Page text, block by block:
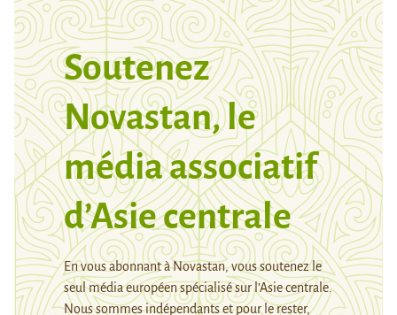
Soutenez
Novastan, le
média associatif
d’Asie centrale
En vous abonnant à Novastan, vous soutenez le
seul média européen spécialisé sur l’Asie centrale.
Nous sommes indépendants et pour le rester,